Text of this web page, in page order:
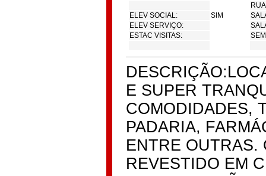
ELEV SOCIAL:
SIM
ELEV SERVIÇO:
ESTAC VISITAS:
E SUPER
COMODIDADES,
PADARIA,
ENTRE OUTRAS.
REVESTIDO EM